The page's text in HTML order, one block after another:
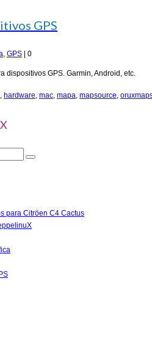
GPS
, GPS | 0
dispositivos GPS. Garmin, Android, etc.
, hardware, mac, mapa, mapsource,
para Citröen C4 Cactus